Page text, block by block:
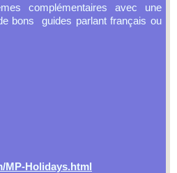
complémentaires avec une
bons guides parlant français ou
MP-Holidays.html